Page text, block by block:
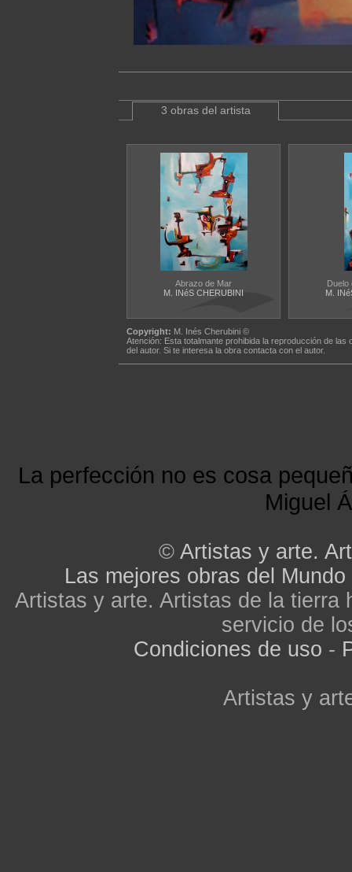
3 obras del artista
Abrazo de Mar
M. INéS CHERUBINI
Duelo
M.
Copyright: M. Inés Cherubini ©
Atención: Esta totalmante prohibida la reproducción de
del autor. Si te interesa la obra contacta con el autor.
La perfección no es cosa
Miguel
© Artistas y arte.
Las mejores obras del Mundo
Artistas y arte. Artistas de la tierra
servicio de
Condiciones de uso -
Artistas y